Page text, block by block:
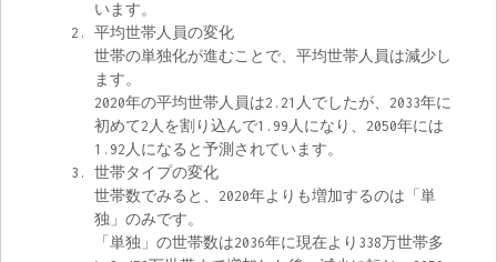
います。
平均世帯人員の変化
世帯の単独化が進むことで、平均世帯人員は減少し
ます。
2020年の平均世帯人員は2.21人でしたが、2033年に
初めて2人を割り込んで1.99人になり、2050年には
1.92人になると予測されています。
世帯タイプの変化
世帯数でみると、2020年よりも増加するのは「単
独」のみです。
「単独」の世帯数は2036年に現在より338万世帯多